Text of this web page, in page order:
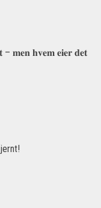
– 𝐦𝐞𝐧 𝐡𝐯𝐞𝐦 𝐞𝐢𝐞𝐫 𝐝𝐞𝐭